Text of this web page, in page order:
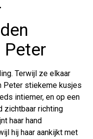
Terwijl ze elkaar
Peter stiekeme kusjes
intiemer, en op een
zichtbaar richting
haar hand
hij haar aankijkt met